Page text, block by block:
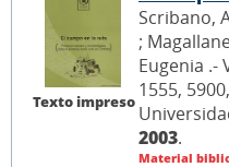
Texto impreso
Scribano,
;
Eugenia .-
1555,
2003.
Material